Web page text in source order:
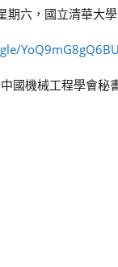
期六，國立清華大
國機械工程學會